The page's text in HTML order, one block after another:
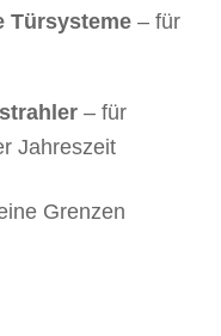
Türsysteme – für
– für
Jahreszeit
Grenzen